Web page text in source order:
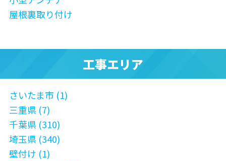
屋根裏取り付け
工事エリア
さいたま市 (1)
三重県 (7)
千葉県 (310)
埼玉県 (340)
壁付け (1)